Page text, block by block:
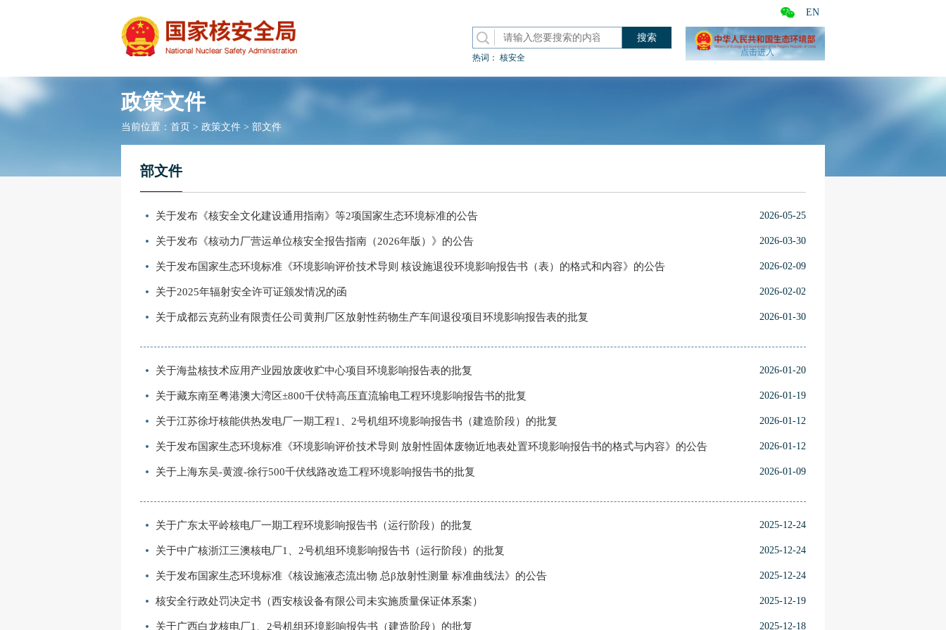
EN
热词： 核安全
点击进入
政策文件
当前位置： 首页 > 政策文件 > 部文件
部文件
2026-05-25
关于发布《核安全文化建设通用指南》等2项国家生态环境标准的公告
2026-03-30
关于发布《核动力厂营运单位核安全报告指南（2026年版）》的公告
2026-02-09
关于发布国家生态环境标准《环境影响评价技术导则 核设施退役环境影响报告书（表）的格式和内容》的公告
2026-02-02
关于2025年辐射安全许可证颁发情况的函
2026-01-30
关于成都云克药业有限责任公司黄荆厂区放射性药物生产车间退役项目环境影响报告表的批复
2026-01-20
关于海盐核技术应用产业园放废收贮中心项目环境影响报告表的批复
2026-01-19
关于藏东南至粤港澳大湾区±800千伏特高压直流输电工程环境影响报告书的批复
2026-01-12
关于江苏徐圩核能供热发电厂一期工程1、2号机组环境影响报告书（建造阶段）的批复
2026-01-12
关于发布国家生态环境标准《环境影响评价技术导则 放射性固体废物近地表处置环境影响报告书的格式与内容》的公告
2026-01-09
关于上海东吴-黄渡-徐行500千伏线路改造工程环境影响报告书的批复
2025-12-24
关于广东太平岭核电厂一期工程环境影响报告书（运行阶段）的批复
2025-12-24
关于中广核浙江三澳核电厂1、2号机组环境影响报告书（运行阶段）的批复
2025-12-24
关于发布国家生态环境标准《核设施液态流出物 总β放射性测量 标准曲线法》的公告
2025-12-19
核安全行政处罚决定书（西安核设备有限公司未实施质量保证体系案）
2025-12-18
关于广西白龙核电厂1、2号机组环境影响报告书（建造阶段）的批复